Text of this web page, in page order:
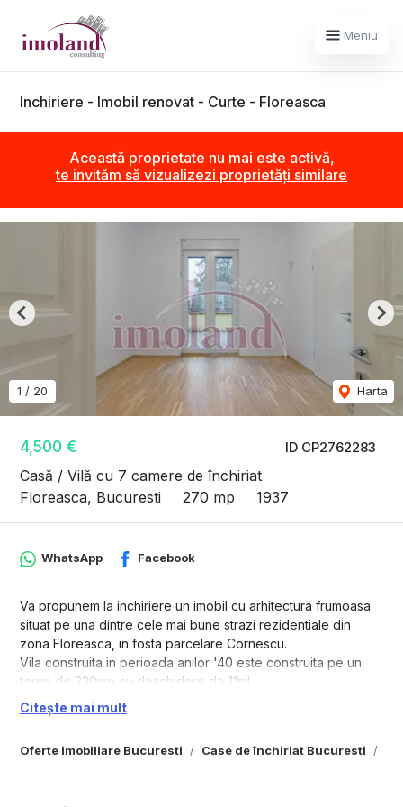
Meniu
Inchiriere - Imobil renovat - Curte - Floreasca
Această proprietate nu mai este activă,
te invităm să vizualizezi proprietăți similare
ID CP2762283
4,500 €
Casă / Vilă cu 7 camere de închiriat
Floreasca, Bucuresti
270 mp 1937
1 / 20 Harta
Previous
Oferte imobiliare Bucuresti Case de închiriat Bucuresti
WhatsApp Facebook
Va propunem la inchiriere un imobil cu arhitectura frumoasa
situat pe una dintre cele mai bune strazi rezidentiale din
zona Floreasca, in fosta parcelare Cornescu.
Vila construita in perioada anilor '40 este construita pe un
teren de 220mp cu deschidere de 11ml.
Amprenta la sol este de 105mp, ramanand astfel o curte
libera de 115 mp, cu gradina amenajata si spatiu pentru
doreste.
Citește mai mult